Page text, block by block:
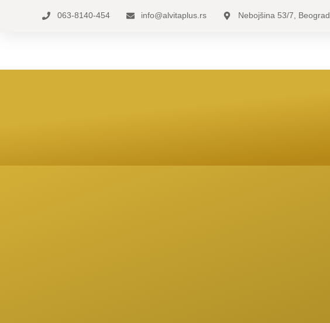
063-8140-454 info@alvitaplus.rs Nebojšina 53/7, Beograd